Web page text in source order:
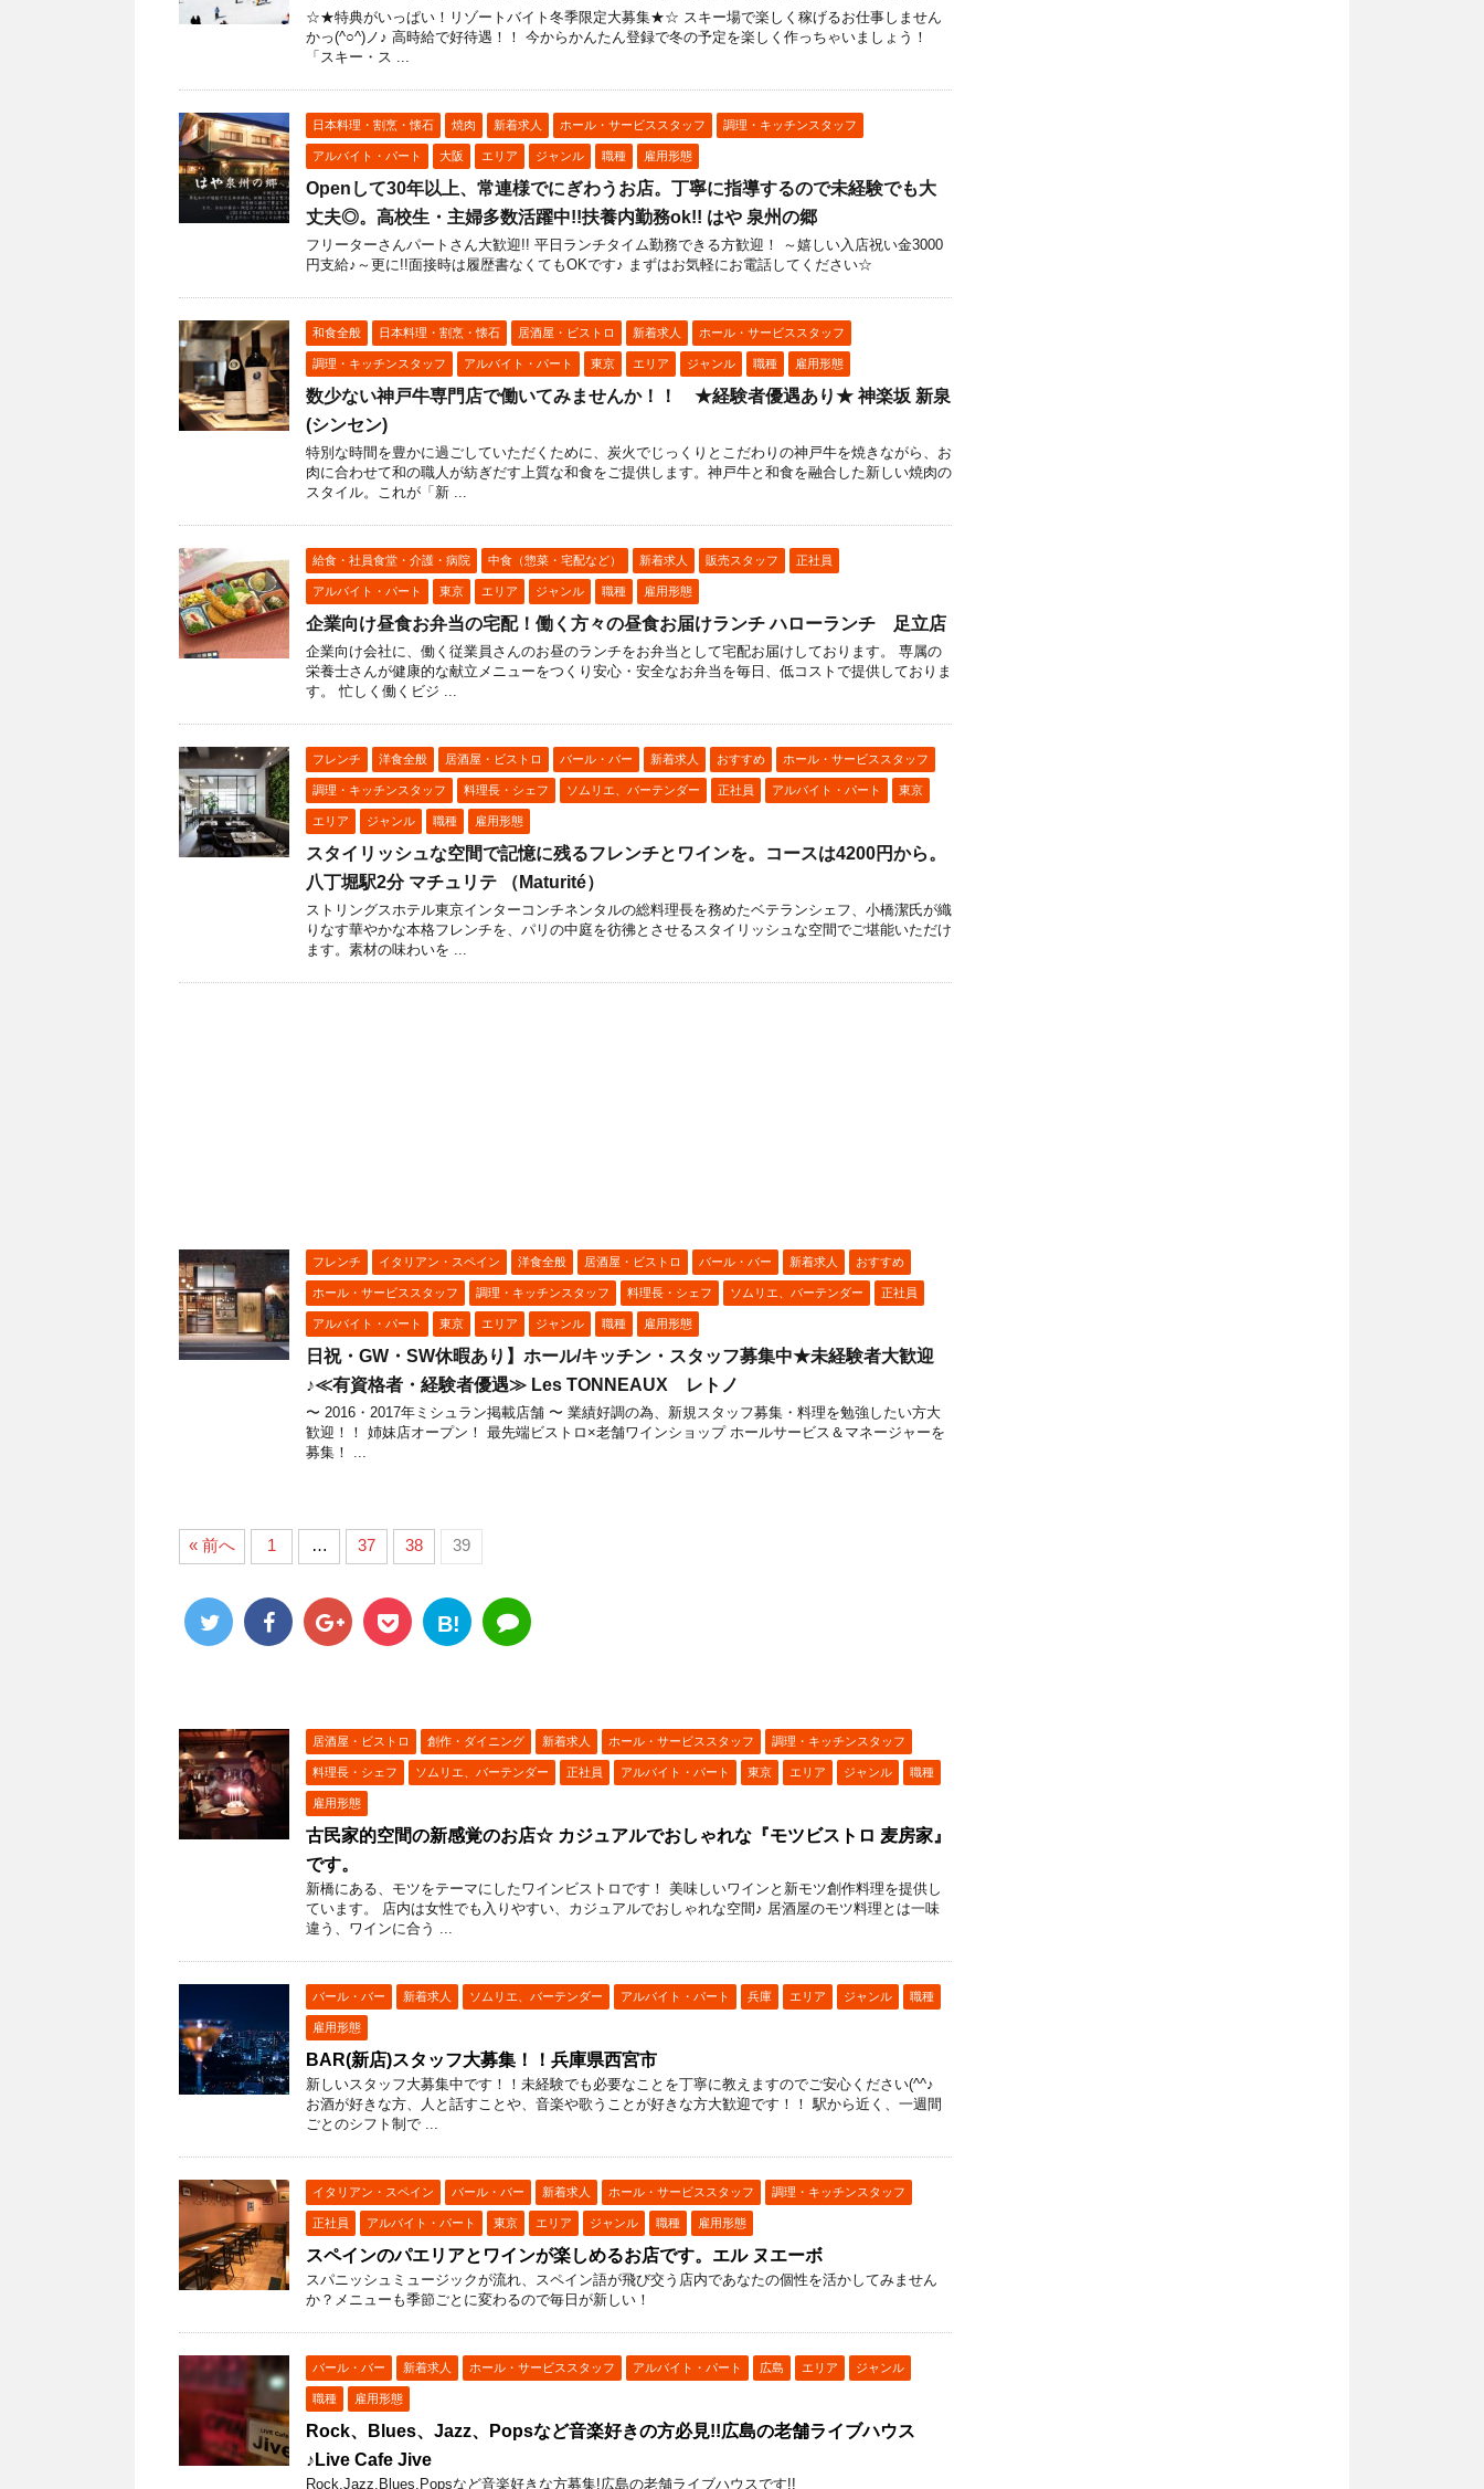
☆★特典がいっぱい！リゾートバイト冬季限定大募集★☆ スキー場で楽しく稼げるお仕事しません
かっ(^○^)ノ♪ 高時給で好待遇！！ 今からかんたん登録で冬の予定を楽しく作っちゃいましょう！
「スキー・ス ...
日本料理・割烹・懐石 焼肉 新着求人 ホール・サービススタッフ 調理・キッチンスタッフ
アルバイト・パート 大阪 エリア ジャンル 職種 雇用形態
Openして30年以上、常連様でにぎわうお店。丁寧に指導するので未経験でも大
丈夫◎。高校生・主婦多数活躍中!!扶養内勤務ok!! はや 泉州の郷
フリーターさんパートさん大歓迎!! 平日ランチタイム勤務できる方歓迎！ ～嬉しい入店祝い金3000
円支給♪～更に!!面接時は履歴書なくてもOKです♪ まずはお気軽にお電話してください☆
和食全般 日本料理・割烹・懐石 居酒屋・ビストロ 新着求人 ホール・サービススタッフ
調理・キッチンスタッフ アルバイト・パート 東京 エリア ジャンル 職種 雇用形態
数少ない神戸牛専門店で働いてみませんか！！ ★経験者優遇あり★ 神楽坂 新泉
(シンセン)
特別な時間を豊かに過ごしていただくために、炭火でじっくりとこだわりの神戸牛を焼きながら、お
肉に合わせて和の職人が紡ぎだす上質な和食をご提供します。神戸牛と和食を融合した新しい焼肉の
スタイル。これが「新 ...
給食・社員食堂・介護・病院 中食（惣菜・宅配など） 新着求人 販売スタッフ 正社員
アルバイト・パート 東京 エリア ジャンル 職種 雇用形態
企業向け昼食お弁当の宅配！働く方々の昼食お届けランチ ハローランチ 足立店
企業向け会社に、働く従業員さんのお昼のランチをお弁当として宅配お届けしております。 専属の
栄養士さんが健康的な献立メニューをつくり安心・安全なお弁当を毎日、低コストで提供しておりま
す。 忙しく働くビジ ...
フレンチ 洋食全般 居酒屋・ビストロ バール・バー 新着求人 おすすめ ホール・サービススタッフ
調理・キッチンスタッフ 料理長・シェフ ソムリエ、バーテンダー 正社員 アルバイト・パート 東京
エリア ジャンル 職種 雇用形態
スタイリッシュな空間で記憶に残るフレンチとワインを。コースは4200円から。
八丁堀駅2分 マチュリテ （Maturité）
ストリングスホテル東京インターコンチネンタルの総料理長を務めたベテランシェフ、小橋潔氏が織
りなす華やかな本格フレンチを、パリの中庭を彷彿とさせるスタイリッシュな空間でご堪能いただけ
ます。素材の味わいを ...
フレンチ イタリアン・スペイン 洋食全般 居酒屋・ビストロ バール・バー 新着求人 おすすめ
ホール・サービススタッフ 調理・キッチンスタッフ 料理長・シェフ ソムリエ、バーテンダー 正社員
アルバイト・パート 東京 エリア ジャンル 職種 雇用形態
日祝・GW・SW休暇あり】ホール/キッチン・スタッフ募集中★未経験者大歓迎
♪≪有資格者・経験者優遇≫ Les TONNEAUX レトノ
〜 2016・2017年ミシュラン掲載店舗 〜 業績好調の為、新規スタッフ募集・料理を勉強したい方大
歓迎！！ 姉妹店オープン！ 最先端ビストロ×老舗ワインショップ ホールサービス＆マネージャーを
募集！ ...
« 前へ 1 … 37 38 39
B!
居酒屋・ビストロ 創作・ダイニング 新着求人 ホール・サービススタッフ 調理・キッチンスタッフ
料理長・シェフ ソムリエ、バーテンダー 正社員 アルバイト・パート 東京 エリア ジャンル 職種
雇用形態
古民家的空間の新感覚のお店☆ カジュアルでおしゃれな『モツビストロ 麦房家』
です。
新橋にある、モツをテーマにしたワインビストロです！ 美味しいワインと新モツ創作料理を提供し
ています。 店内は女性でも入りやすい、カジュアルでおしゃれな空間♪ 居酒屋のモツ料理とは一味
違う、ワインに合う ...
バール・バー 新着求人 ソムリエ、バーテンダー アルバイト・パート 兵庫 エリア ジャンル 職種
雇用形態
BAR(新店)スタッフ大募集！！兵庫県西宮市
新しいスタッフ大募集中です！！未経験でも必要なことを丁寧に教えますのでご安心ください(^^♪
お酒が好きな方、人と話すことや、音楽や歌うことが好きな方大歓迎です！！ 駅から近く、一週間
ごとのシフト制で ...
イタリアン・スペイン バール・バー 新着求人 ホール・サービススタッフ 調理・キッチンスタッフ
正社員 アルバイト・パート 東京 エリア ジャンル 職種 雇用形態
スペインのパエリアとワインが楽しめるお店です。エル ヌエーボ
スパニッシュミュージックが流れ、スペイン語が飛び交う店内であなたの個性を活かしてみません
か？メニューも季節ごとに変わるので毎日が新しい！
バール・バー 新着求人 ホール・サービススタッフ アルバイト・パート 広島 エリア ジャンル
職種 雇用形態
Rock、Blues、Jazz、Popsなど音楽好きの方必見!!広島の老舗ライブハウス
♪Live Cafe Jive
Rock,Jazz,Blues,Popsなど音楽好きな方募集!広島の老舗ライブハウスです!!